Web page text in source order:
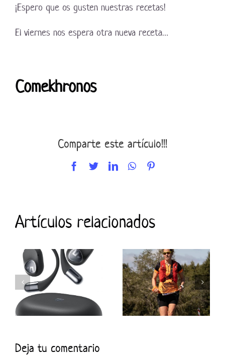
¡Espero que os gusten nuestras recetas!
El viernes nos espera otra nueva receta…
Comekhronos
Comparte este artículo!!!
Facebook
TwitterLinkedInWhatsApp
Artículos relacionados
Deja tu comentario